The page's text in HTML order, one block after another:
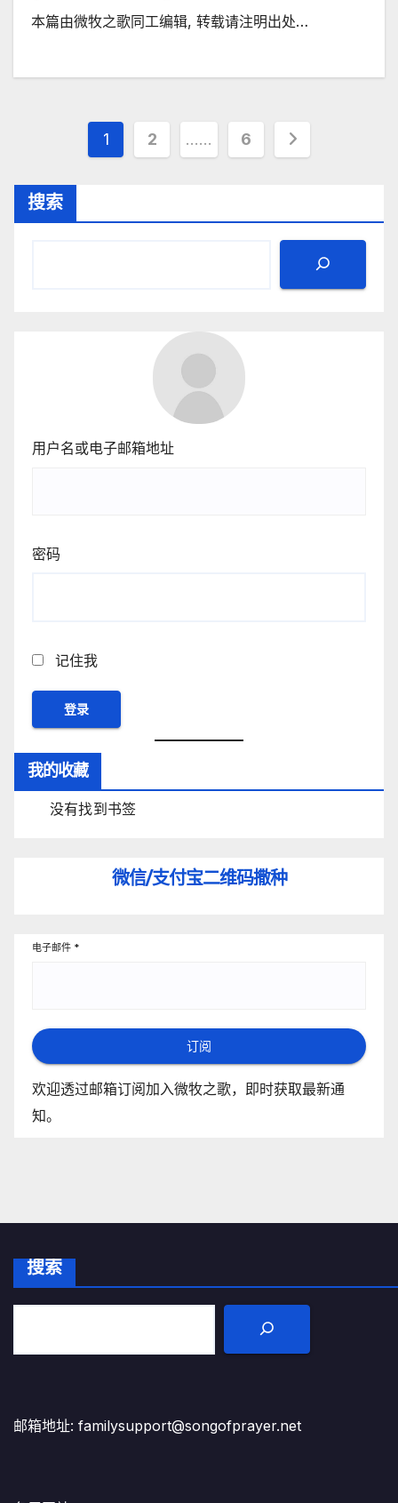
本篇由微牧之歌同工编辑, 转载请注明出处…
文
1 2 …… 6
搜索
用户名或电子邮箱地址
密码
记住我
我的收藏
没有找到书签
微信/支付宝二维码撒种
电子邮件 *
订阅
欢迎透过邮箱订阅加入微牧之歌，即时获取最新通
知。
搜索
邮箱地址: familysupport@songofprayer.net